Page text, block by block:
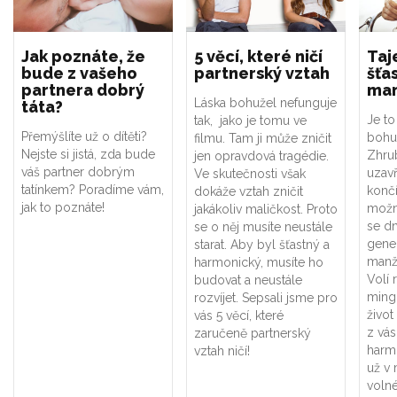
Jak poznáte, že
bude z vašeho
partnera dobrý
táta?
Přemýšlíte už o dítěti?
Nejste si jistá, zda bude
váš partner dobrým
tatínkem? Poradíme vám,
jak to poznáte!
5 věcí, které ničí
partnerský vztah
Láska bohužel nefunguje
tak, jako je tomu ve
filmu. Tam ji může zničit
jen opravdová tragédie.
Ve skutečnosti však
dokáže vztah zničit
jakákoliv maličkost. Proto
se o něj musíte neustále
starat. Aby byl šťastný a
harmonický, musíte ho
budovat a neustále
rozvíjet. Sepsali jsme pro
vás 5 věcí, které
zaručeně partnerský
vztah ničí!
Je
se
Volí
život
z
už v